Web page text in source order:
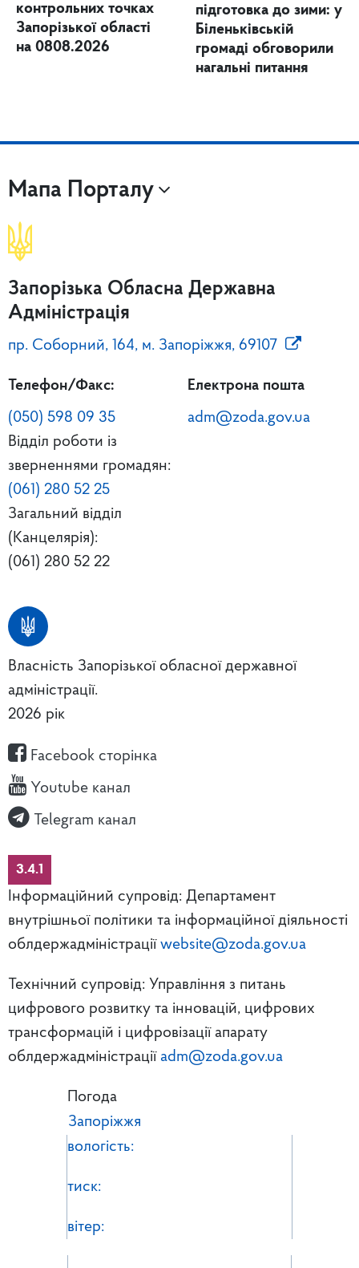
контрольних точках
Запорізької області
на 0808.2026
підготовка до зими: у
Біленьківській
громаді обговорили
нагальні питання
Мапа Порталу
Запорізька Обласна Державна
Адміністрація
пр. Соборний, 164, м. Запоріжжя, 69107
Телефон/Факс:
(050) 598 09 35
Відділ роботи із
зверненнями громадян:
(061) 280 52 25
Загальний відділ
(Канцелярія):
(061) 280 52 22
Електрона пошта
adm@zoda.gov.ua
Власність Запорізької обласної державної
адміністрації.
2026 рік
Facebook сторінка
Youtube канал
Telegram канал
3.4.1
Інформаційний супровід: Департамент
внутрішньої політики та інформаційної діяльності
облдержадміністрації website@zoda.gov.ua
Технічний супровід: Управління з питань
цифрового розвитку та інновацій, цифрових
трансформацій і цифровізації апарату
облдержадміністрації adm@zoda.gov.ua
Погода
Запоріжжя
вологість:
тиск:
вітер: